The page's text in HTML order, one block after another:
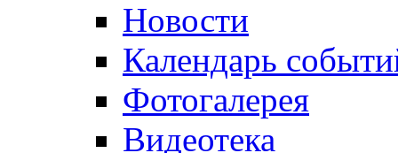
Новости
Календарь
Фотогалерея
Видеотека